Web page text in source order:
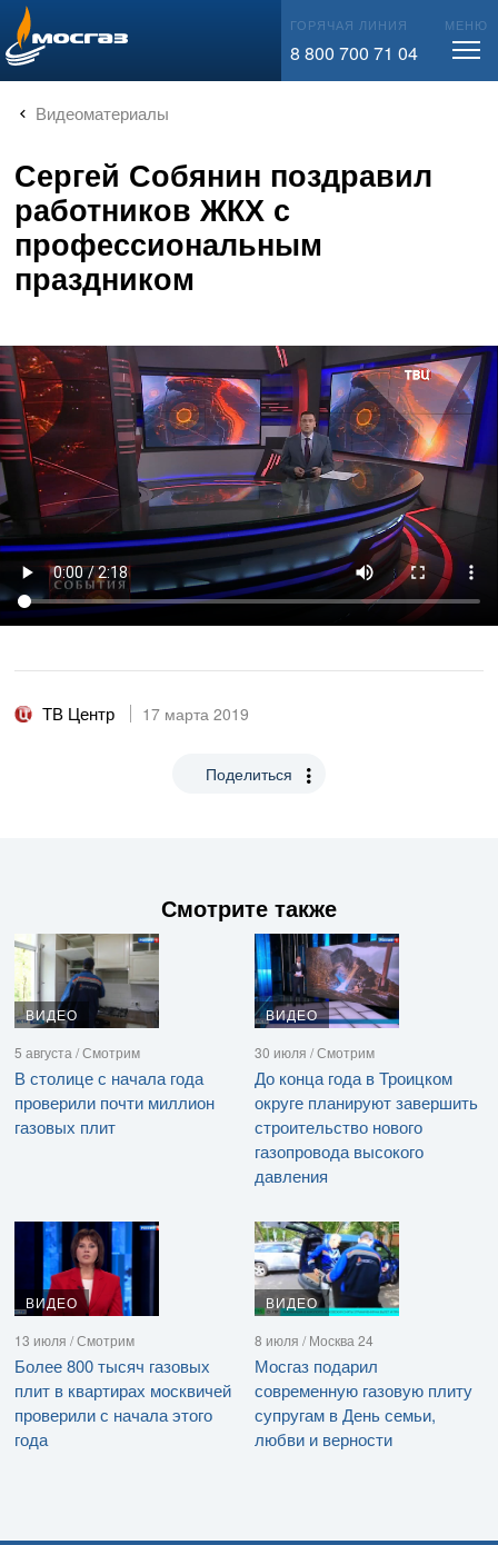
info@mos-gaz.ru ГОРЯЧАЯ ЛИНИЯ
8 800 700 71 04
МЕНЮ
Видеоматериалы
Сергей Собянин поздравил
работников ЖКХ с
профессиональным
праздником
ТВ Центр 17 марта 2019
Поделиться
Смотрите также
ВИДЕО
5 августа / Смотрим
В столице с начала года
проверили почти миллион
газовых плит
ВИДЕО
30 июля / Смотрим
До конца года в Троицком
округе планируют завершить
строительство нового
газопровода высокого
давления
ВИДЕО
13 июля / Смотрим
Более 800 тысяч газовых
плит в квартирах москвичей
проверили с начала этого
года
ВИДЕО
8 июля / Москва 24
Мосгаз подарил
современную газовую плиту
супругам в День семьи,
любви и верности